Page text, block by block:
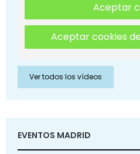
Aceptar
Aceptar cookies
Ver todos los vídeos
EVENTOS MADRID